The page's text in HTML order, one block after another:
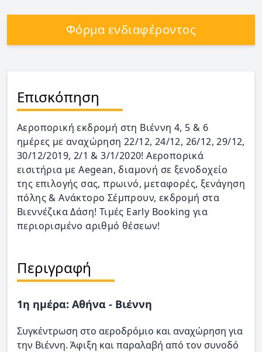
Φόρμα ενδιαφέροντος
Επισκόπηση
Αεροπορική εκδρομή στη Βιέννη 4, 5 & 6
ημέρες με αναχώρηση 22/12, 24/12, 26/12, 29/12,
30/12/2019, 2/1 & 3/1/2020! Αεροπορικά
εισιτήρια με Aegean, διαμονή σε ξενοδοχείο
της επιλογής σας, πρωινό, μεταφορές, ξενάγηση
πόλης & Ανάκτορο Σέμπρουν, εκδρομή στα
Βιεννέζικα Δάση! Τιμές Early Booking για
περιορισμένο αριθμό θέσεων!
Περιγραφή
1η ημέρα: Αθήνα - Βιέννη
Συγκέντρωση στο αεροδρόμιο και αναχώρηση για
την Βιέννη. Άφιξη και παραλαβή από τον συνοδό